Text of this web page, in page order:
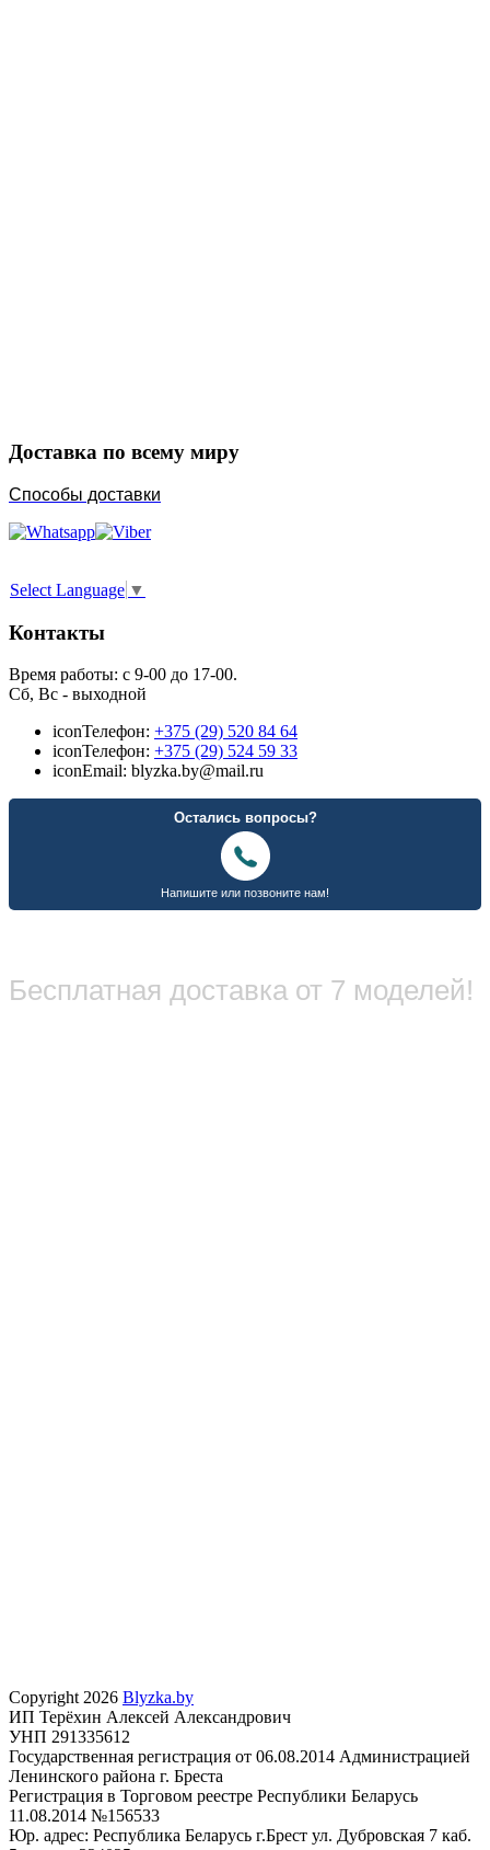
Доставка по всему миру
Способы доставки
Select Language ▼
Контакты
Время работы: с 9-00 до 17-00.
Сб, Вс - выходной
iconТелефон: +375 (29) 520 84 64
iconТелефон: +375 (29) 524 59 33
iconEmail: blyzka.by@mail.ru
Бесплатная доставка от 7 моделей!
Copyright 2026 Blyzka.by
ИП Терёхин Алексей Александрович
УНП 291335612
Государственная регистрация от 06.08.2014 Администрацией
Ленинского района г. Бреста
Регистрация в Торговом реестре Республики Беларусь
11.08.2014 №156533
Юр. адрес: Республика Беларусь г.Брест ул. Дубровская 7 каб.